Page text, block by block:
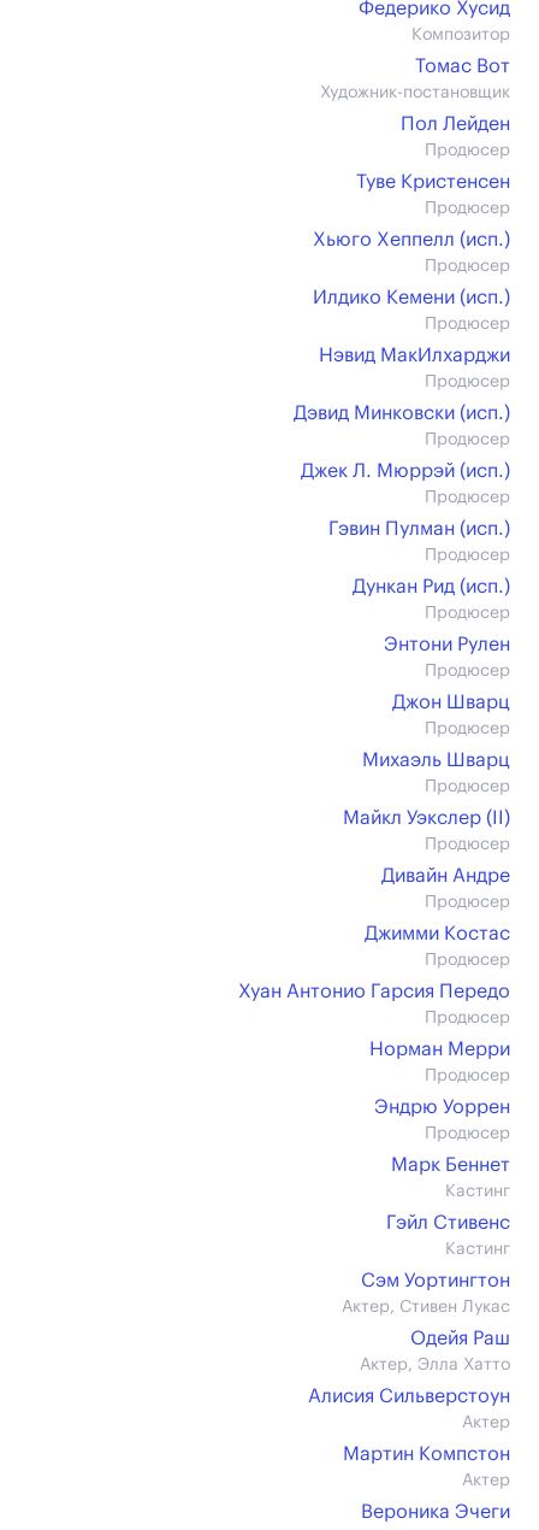
Федерико Хусид
Композитор
Томас Вот
Художник-постановщик
Пол Лейден
Продюсер
Туве Кристенсен
Продюсер
Хьюго Хеппелл (иcп.)
Продюсер
Илдико Кемени (иcп.)
Продюсер
Нэвид МакИлхарджи
Продюсер
Дэвид Минковски (иcп.)
Продюсер
Джек Л. Мюррэй (иcп.)
Продюсер
Гэвин Пулман (иcп.)
Продюсер
Дункан Рид (иcп.)
Продюсер
Энтони Рулен
Продюсер
Джон Шварц
Продюсер
Михаэль Шварц
Продюсер
Майкл Уэкслер (II)
Продюсер
Дивайн Андре
Продюсер
Джимми Костас
Продюсер
Хуан Антонио Гарсия Передо
Продюсер
Норман Мерри
Продюсер
Эндрю Уоррен
Продюсер
Марк Беннет
Кастинг
Гэйл Стивенс
Кастинг
Сэм Уортингтон
Актер, Стивен Лукас
Одейя Раш
Актер, Элла Хатто
Алисия Сильверстоун
Актер
Мартин Компстон
Актер
Вероника Эчеги